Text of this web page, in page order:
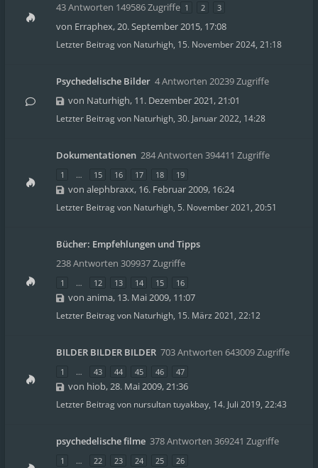
43 Antworten 149586 Zugriffe 1 2 3
von Erraphex,20. September 2015, 17:08
Letzter Beitrag von Naturhigh, 15. November 2024, 21:18
Psychedelische Bilder 4 Antworten 20239 Zugriffe
von Naturhigh, 11. Dezember 2021, 21:01
Letzter Beitrag von Naturhigh, 30. Januar 2022, 14:28
Dokumentationen 284 Antworten 394411 Zugriffe
1 … 15 16 17 18 19
von alephbraxx, 16. Februar 2009, 16:24
Letzter Beitrag von Naturhigh, 5. November 2021, 20:51
Bücher: Empfehlungen und Tipps
238 Antworten 309937 Zugriffe
1 … 12 13 14 15 16
von anima, 13. Mai 2009, 11:07
Letzter Beitrag von Naturhigh, 15. März 2021, 22:12
BILDER BILDER BILDER 703 Antworten 643009 Zugriffe
1 … 43 44 45 46 47
von hiob,28. Mai 2009, 21:36
Letzter Beitrag von nursultan tuyakbay, 14. Juli 2019, 22:43
psychedelische filme 378 Antworten 369241 Zugriffe
1 … 22 23 24 25 26